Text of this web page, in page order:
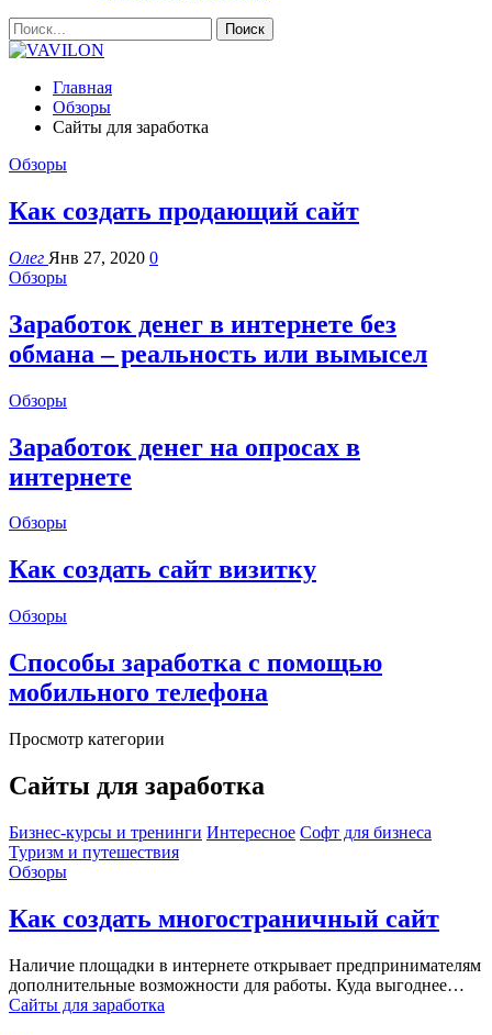
Главная
Обзоры
Сайты для заработка
Обзоры
Как создать продающий сайт
Олег Янв 27, 2020 0
Обзоры
Заработок денег в интернете без
обмана – реальность или вымысел
Обзоры
Заработок денег на опросах в
интернете
Обзоры
Как создать сайт визитку
Обзоры
Способы заработка с помощью
мобильного телефона
Просмотр категории
Сайты для заработка
Бизнес-курсы и тренинги Интересное Софт для бизнеса
Туризм и путешествия
Обзоры
Как создать многостраничный сайт
Наличие площадки в интернете открывает предпринимателям
дополнительные возможности для работы. Куда выгоднее…
Сайты для заработка